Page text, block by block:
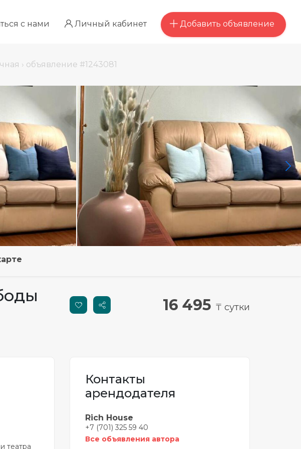
с нами Личный кабинет Добавить объявление
› объявление #1243081
16 495 ₸ сутки
театра
Контакты
арендодателя
Rich House
+7 (701) 325 59 40
Все объявления автора